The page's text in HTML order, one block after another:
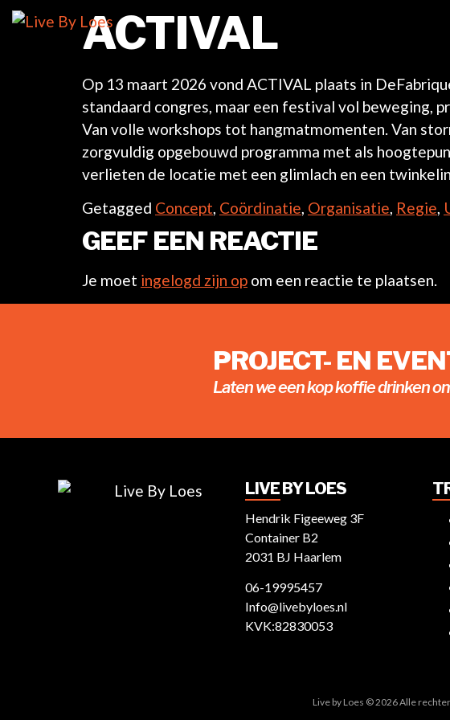
ACTIVAL
Op 13 maart 2026 vond ACTIVAL plaats in
standaard congres, maar een festival vol beweging,
Van volle workshops tot hangmatmomenten. Van
zorgvuldig opgebouwd programma met als
verlieten de locatie met een glimlach en een
Getagged Concept, Coördinatie, Organisatie, Regie,
GEEF EEN REACTIE
Je moet ingelogd zijn op om een reactie te plaatsen.
PROJECT- EN
Laten we een kop koffie drinken
LIVE BY LOES
Hendrik Figeeweg 3F
Container B2
2031 BJ Haarlem
06-19995457
Info@livebyloes.nl
KVK:82830053
Live by Loes © 2026 Alle